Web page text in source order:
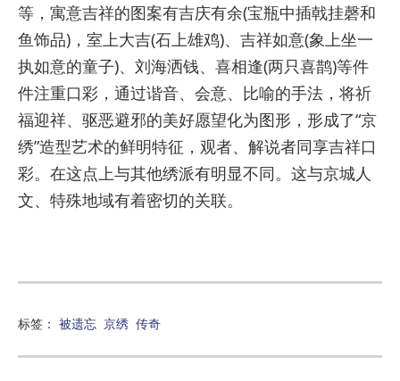
等，寓意吉祥的图案有吉庆有余(宝瓶中插戟挂磬和
鱼饰品)，室上大吉(石上雄鸡)、吉祥如意(象上坐一
执如意的童子)、刘海洒钱、喜相逢(两只喜鹊)等件
件注重口彩，通过谐音、会意、比喻的手法，将祈
福迎祥、驱恶避邪的美好愿望化为图形，形成了“京
绣”造型艺术的鲜明特征，观者、解说者同享吉祥口
彩。在这点上与其他绣派有明显不同。这与京城人
文、特殊地域有着密切的关联。
标签： 被遗忘 京绣 传奇